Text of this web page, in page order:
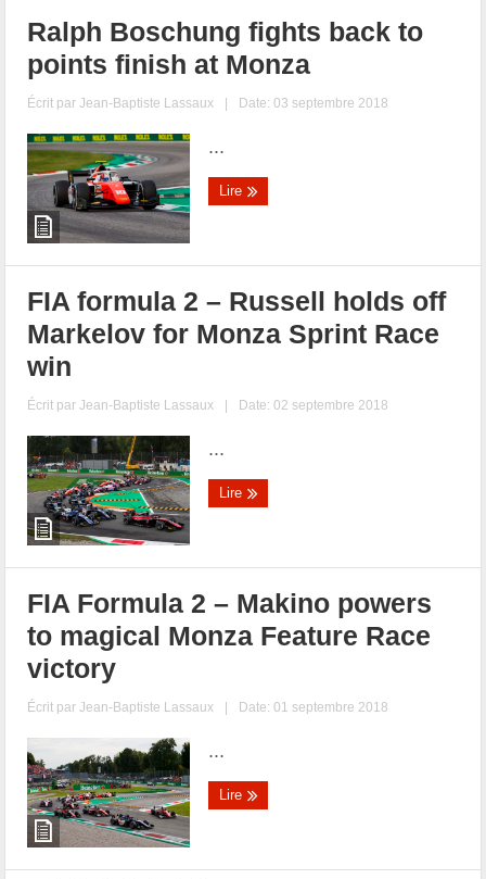
Ralph Boschung fights back to
points finish at Monza
Écrit parJean-Baptiste Lassaux | Date: 03 septembre 2018
...
Lire
FIA formula 2 – Russell holds off
Markelov for Monza Sprint Race
win
Écrit parJean-Baptiste Lassaux | Date: 02 septembre 2018
...
Lire
FIA Formula 2 – Makino powers
to magical Monza Feature Race
victory
Écrit parJean-Baptiste Lassaux | Date: 01 septembre 2018
...
Lire